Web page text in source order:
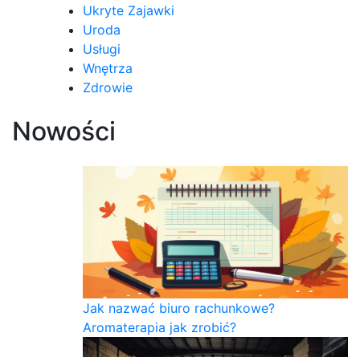
Ukryte Zajawki
Uroda
Usługi
Wnętrza
Zdrowie
Nowości
Jak nazwać biuro rachunkowe?
Aromaterapia jak zrobić?